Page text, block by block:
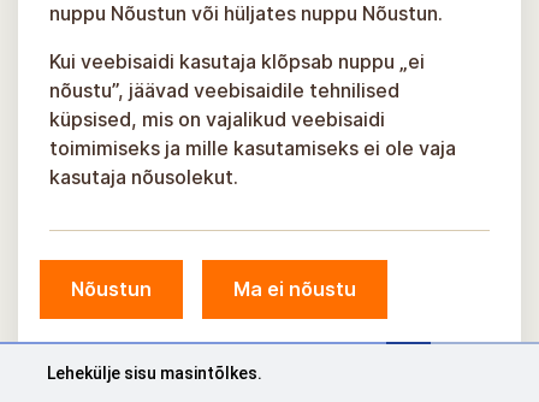
nuppu Nõustun või hüljates nuppu Nõustun.
Kui veebisaidi kasutaja klõpsab nuppu „ei
nõustu”, jäävad veebisaidile tehnilised
küpsised, mis on vajalikud veebisaidi
toimimiseks ja mille kasutamiseks ei ole vaja
kasutaja nõusolekut.
Nõustun Ma ei nõustu
Lehekülje sisu masintõlkes.